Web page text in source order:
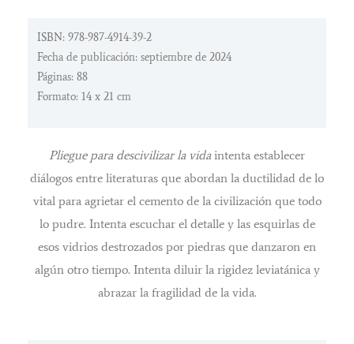
ISBN: 978-987-4914-39-2
Fecha de publicación: septiembre de 2024
Páginas: 88
Formato: 14 x 21 cm
Pliegue para descivilizar la vidaintenta establecer
diálogos entre literaturas que abordan la ductilidad de lo
vital para agrietar el cemento de la civilización que todo
lo pudre. Intenta escuchar el detalle y las esquirlas de
esos vidrios destrozados por piedras que danzaron en
algún otro tiempo. Intenta diluir la rigidez leviatánica y
abrazar la fragilidad de la vida.